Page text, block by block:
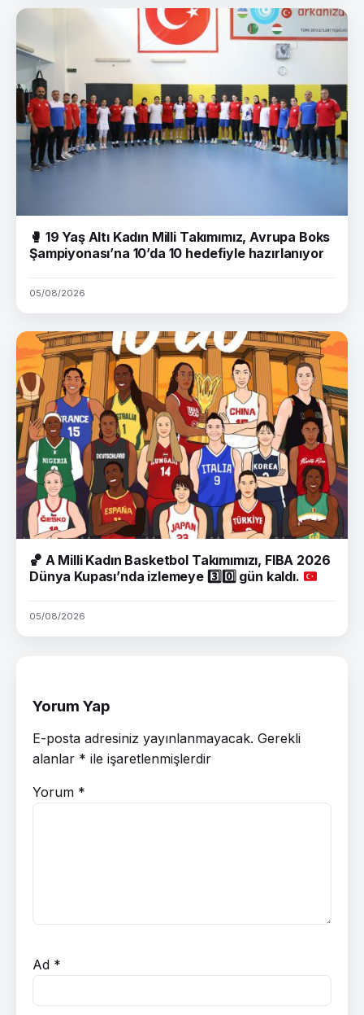
🥊 19 Yaş Altı Kadın Milli Takımımız, Avrupa Boks
Şampiyonası’na 10’da 10 hedefiyle hazırlanıyor
05/08/2026
🏀 A Milli Kadın Basketbol Takımımızı, FIBA 2026
Dünya Kupası’nda izlemeye 3️⃣ 0️⃣ gün kaldı.
05/08/2026
Yorum Yap
E-posta adresiniz yayınlanmayacak. Gerekli
alanlar * ile işaretlenmişlerdir
Yorum *
Ad *